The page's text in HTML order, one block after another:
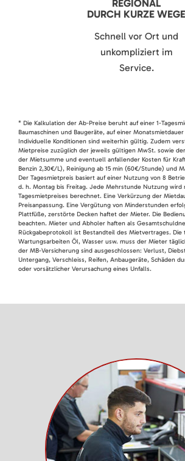
REGIONAL
DURCH KURZE WEGE
Schnell vor Ort und
unkompliziert im
Service.
* Die Kalkulation der Ab-Preise beruht auf einer 1-
Baumaschinen und Baugeräte, auf einer
Individuelle Konditionen sind weiterhin gültig. Zudem
Mietpreise zuzüglich der jeweils gültigen MwSt. sowie
der Mietsumme und eventuell anfallender Kosten für
Benzin 2,30€/L), Reinigung ab 15 min (60€/Stunde) und
Der Tagesmietpreis basiert auf einer Nutzung von 8
d. h. Montag bis Freitag. Jede Mehrstunde Nutzung wird
Tagesmietpreises berechnet. Eine Verkürzung der
Preisanpassung. Eine Vergütung von Minderstunden
Plattfüße, zerstörte Decken haftet der Mieter. Die
beachten. Mieter und Abholer haften als
Rückgabeprotokoll ist Bestandteil des Mietvertrages. Die
Wartungsarbeiten Öl, Wasser usw. muss der Mieter
der MB-Versicherung sind ausgeschlossen: Verlust,
Untergang, Verschleiss, Reifen, Anbaugeräte, Schäden
oder vorsätzlicher Verursachung eines Unfalls.